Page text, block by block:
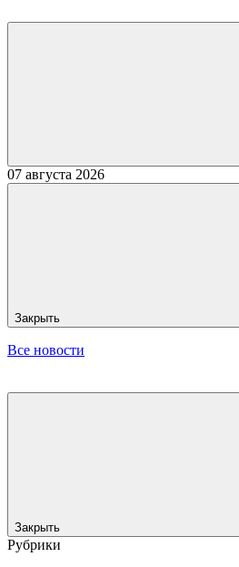
07 августа 2026
Закрыть
Все новости
Закрыть
Рубрики